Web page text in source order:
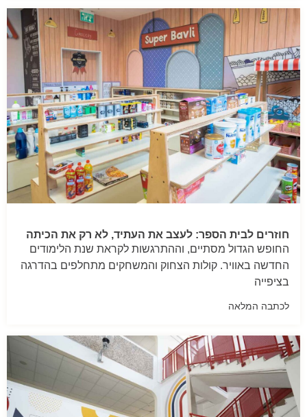
חוזרים לבית הספר: לעצב את העתיד, לא רק את הכיתה
החופש הגדול מסתיים, וההתרגשות לקראת שנת הלימודים
החדשה באוויר. קולות הצחוק והמשחקים מתחלפים בהדרגה
בציפייה
לכתבה המלאה